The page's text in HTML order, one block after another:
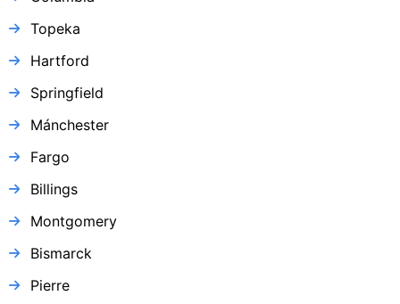
Topeka
Hartford
Springfield
Mánchester
Fargo
Billings
Montgomery
Bismarck
Pierre